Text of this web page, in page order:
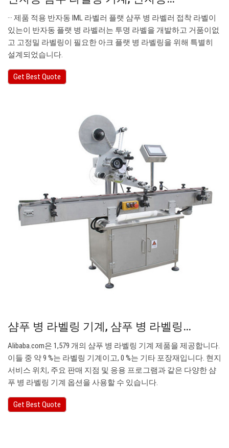
··· 제품 적용 반자동 IML 라벨러 플랫 샴푸 병 라벨러 접착 라벨이
있는이 반자동 플랫 병 라벨러는 투명 라벨을 개발하고 거품이없
고 고정밀 라벨링이 필요한 아크 플랫 병 라벨링을 위해 특별히
설계되었습니다.
Get Best Quote
샴푸 병 라벨링 기계, 샴푸 병 라벨링…
Alibaba.com은 1,579 개의 샴푸 병 라벨링 기계 제품을 제공합니다.
이들 중 약 9 %는 라벨링 기계이고, 0 %는 기타 포장재입니다. 현지
서비스 위치, 주요 판매 지점 및 응용 프로그램과 같은 다양한 샴
푸 병 라벨링 기계 옵션을 사용할 수 있습니다.
Get Best Quote